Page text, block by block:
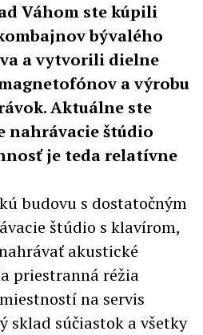
Váhom ste kúpili
bývalého
a vytvorili dielne
a výrobu
Aktuálne ste
nahrávacie štúdio
je teda relatívne
budovu s dostatočným
štúdio s klavírom,
akustické
priestranná réžia
na servis
sklad súčiastok a všetky